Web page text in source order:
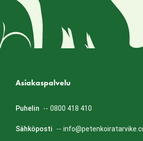
Asiakaspalvelu
Puhelin -- 0800 418 410
Sähköposti --